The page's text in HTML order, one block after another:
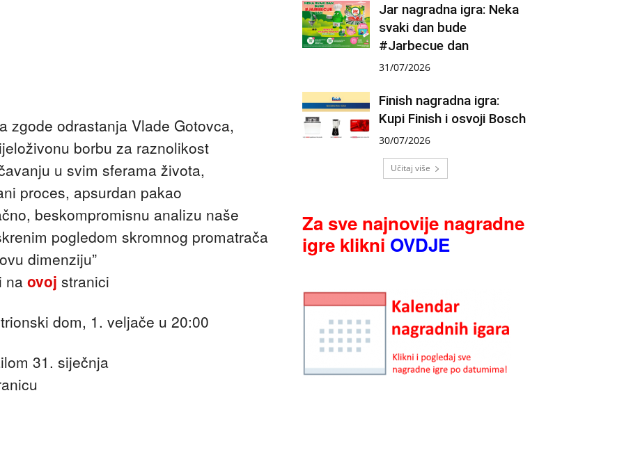
zgode odrastanja Vlade Gotovca,
borbu za raznolikost
u svim sferama života,
proces, apsurdan pakao
beskompromisnu analizu naše
pogledom skromnog promatrača
dimenziju”
na ovoj stranici
dom, 1. veljače u 20:00
31. siječnja
Jar nagradna igra: Neka
svaki dan bude
#Jarbecue dan
31/07/2026
Finish nagradna igra:
Kupi Finish i osvoji Bosch
30/07/2026
Učitaj više
Za sve najnovije nagradne
igre klikni OVDJE